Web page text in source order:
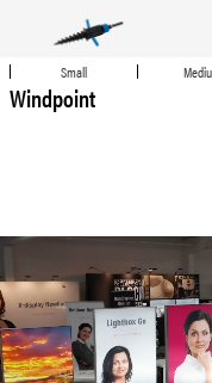
Small
Windpoint